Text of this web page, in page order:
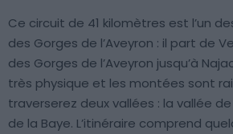
Ce circuit de 41 kilomètres est l’un
des Gorges de l’Aveyron : il part de
des Gorges de l’Aveyron jusqu’à
très physique et les montées sont
traverserez deux vallées : la vallée de
de la Baye. L’itinéraire comprend